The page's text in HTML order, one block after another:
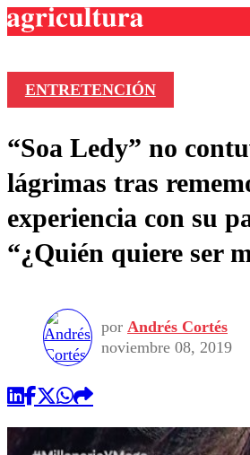
Frecuencias
Agricultura TV
Deportes
Colo Colo
Motor
Torneo Internacional
Torneo Nacional
Entretención
Noticias
Internacional
Nacional
Vida Social
Programas
Comercial
ENTRETENCIÓN
“Soa Ledy” no
lágrimas tras
experiencia con su
“¿Quién quiere ser
por Andrés Cortés
noviembre 08, 2019